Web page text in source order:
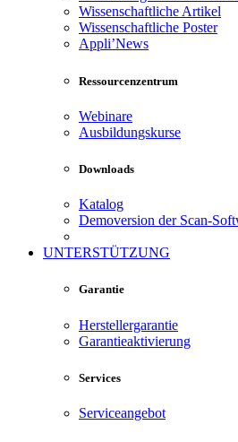
Wissenschaftliche Artikel
Wissenschaftliche Poster
Appli’News
Ressourcenzentrum
Webinare
Ausbildungskurse
Downloads
Katalog
Demoversion der Scan-
UNTERSTÜTZUNG
Garantie
Herstellergarantie
Garantieaktivierung
Services
Serviceangebot